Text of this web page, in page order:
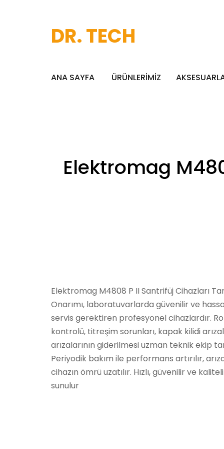
DR. TECH
ANA SAYFA ÜRÜNLERİMİZ
Elektromag
Elektromag M4808 P II Santrifüj Cihazları
Onarımı, laboratuvarlarda güvenilir ve
servis gerektiren profesyonel cihazlardır.
kontrolü, titreşim sorunları, kapak kilidi
arızalarının giderilmesi uzman teknik ekip
Periyodik bakım ile performans artırılır,
cihazın ömrü uzatılır. Hızlı, güvenilir ve
sunulur